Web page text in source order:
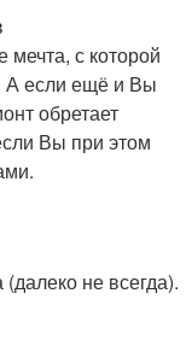
с которой
А если ещё и Вы
обретает
Вы при этом
не всегда).